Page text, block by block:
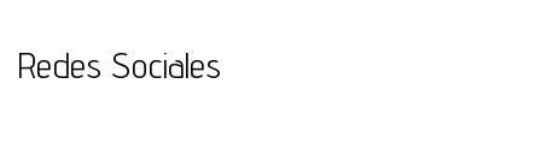
Redes Sociales